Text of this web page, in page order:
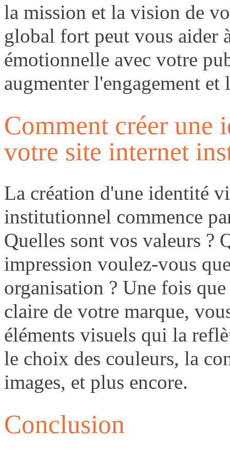
la mission et la vision de
global fort peut vous aider
émotionnelle avec votre
augmenter l'engagement
Comment créer une
votre site internet
La création d'une identité
institutionnel commence
Quelles sont vos valeurs ?
impression voulez-vous
organisation ? Une fois
claire de votre marque,
éléments visuels qui la
le choix des couleurs, la
images, et plus encore.
Conclusion